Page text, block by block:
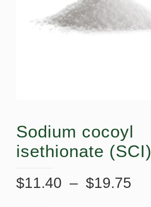
Sodium cocoyl
isethionate (SCI)
$11.40 – $19.75